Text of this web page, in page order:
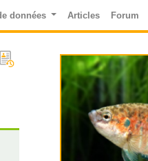
données Articles Forum